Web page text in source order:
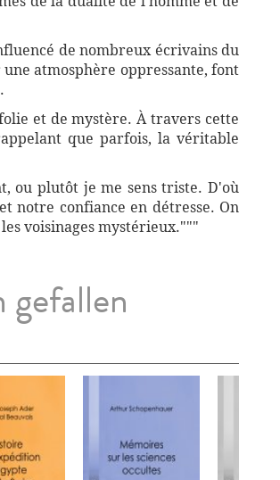
de nombreux écrivains du
atmosphère oppressante, font
et de mystère. À travers cette
que parfois, la véritable
ou plutôt je me sens triste. D'où
notre confiance en détresse. On
voisinages mystérieux."""
gefallen